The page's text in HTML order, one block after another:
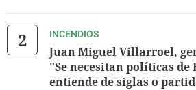
INCENDIOS
Juan Miguel Villarroel,
"Se necesitan políticas de
entiende de siglas o